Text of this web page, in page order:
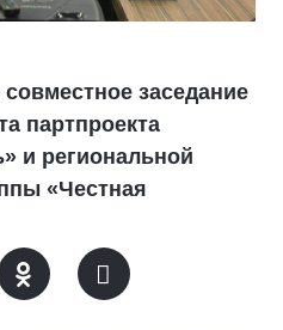
заседание
партпроекта
и региональной
«Честная